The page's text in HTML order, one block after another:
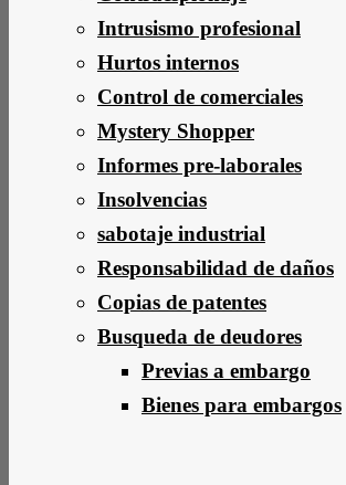
Intrusismo profesional
Hurtos internos
Control de comerciales
Mystery Shopper
Informes pre-laborales
Insolvencias
sabotaje industrial
Responsabilidad de daños
Copias de patentes
Busqueda de deudores
Previas a embargo
Bienes para embargos